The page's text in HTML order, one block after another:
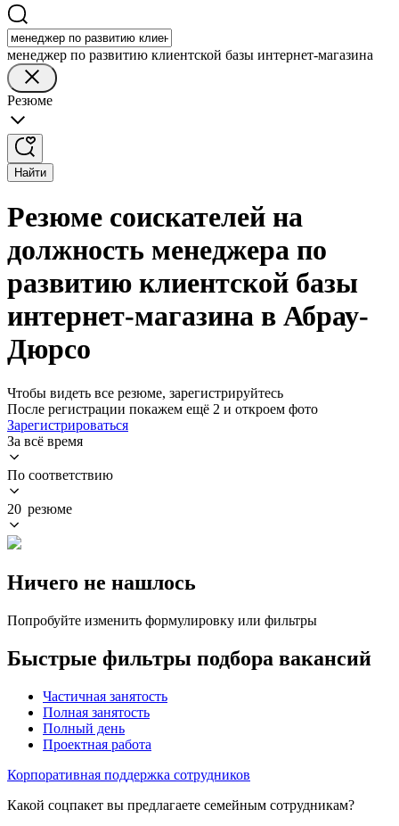
менеджер по развитию клиентской базы интернет-магазина
Резюме
Найти
Резюме соискателей на
должность менеджера по
развитию клиентской базы
интернет-магазина в Абрау-
Дюрсо
Чтобы видеть все резюме, зарегистрируйтесь
После регистрации покажем ещё 2 и откроем фото
Зарегистрироваться
За всё время
По соответствию
20 резюме
Ничего не нашлось
Попробуйте изменить формулировку или фильтры
Быстрые фильтры подбора вакансий
Частичная занятость
Полная занятость
Полный день
Проектная работа
Корпоративная поддержка сотрудников
Какой соцпакет вы предлагаете семейным сотрудникам?